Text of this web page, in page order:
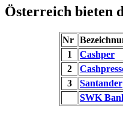
Österreich bieten
Nr
1
Cashper
2
3
Santander
SWK